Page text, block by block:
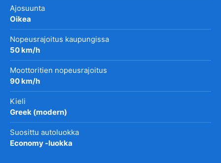
Ajosuunta
Oikea
Nopeusrajoitus kaupungissa
50 km/h
Moottoritien nopeusrajoitus
90 km/h
Kieli
Greek (modern)
Suosittu autoluokka
Economy -luokka